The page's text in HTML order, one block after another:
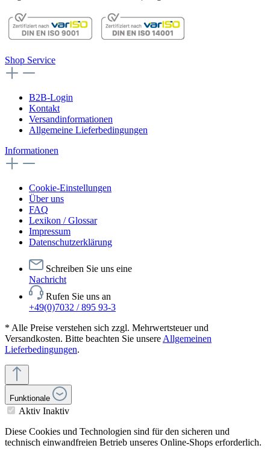
Shop Service
B2B-Login
Kontakt
Versandinformationen
Allgemeine Lieferbedingungen
Informationen
Cookie-Einstellungen
Über uns
FAQ
Lexikon / Glossar
Impressum
Datenschutzerklärung
Schreiben Sie uns eine
Nachricht
Rufen Sie uns an
+49(0)7032 / 895 93-3
* Alle Preise verstehen sich zzgl. Mehrwertsteuer und
Versandkosten. Bitte beachten Sie unsere Allgemeinen
Lieferbedingungen.
Funktionale
Aktiv Inaktiv
Diese Cookies und Technologien sind für den sicheren und
technisch einwandfreien Betrieb unseres Online-Shops erforderlich.